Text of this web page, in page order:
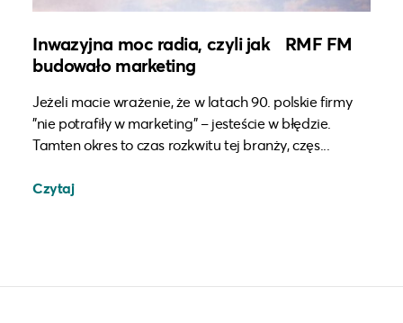
Inwazyjna moc radia, czyli jak RMF FM
budowało marketing
Jeżeli macie wrażenie, że w latach 90. polskie firmy
"nie potrafiły w marketing" – jesteście w błędzie.
Tamten okres to czas rozkwitu tej branży, częs...
Czytaj